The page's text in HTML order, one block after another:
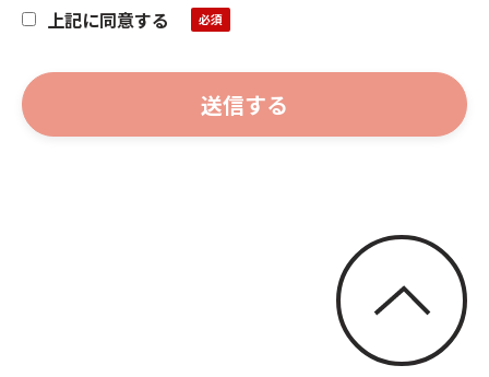
上記に同意する